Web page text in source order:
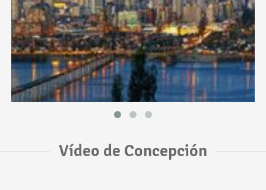
Vídeo de Concepción